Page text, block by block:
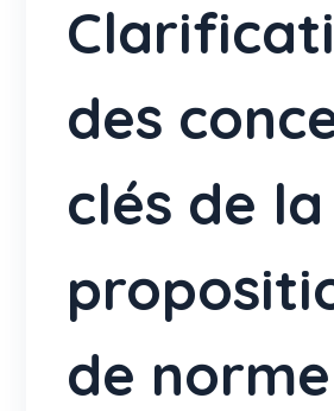
des
clés de la
de